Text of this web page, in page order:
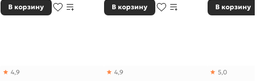
В корзину В корзину В корзину
4,9 4,9 5,0